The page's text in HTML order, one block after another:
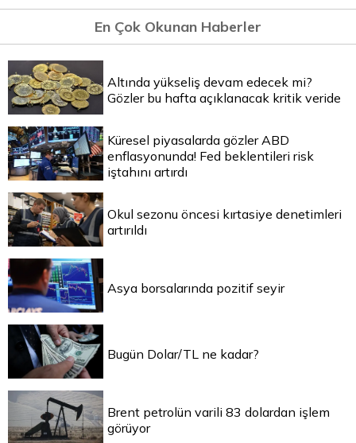
En Çok Okunan Haberler
Altında yükseliş devam edecek mi?
Gözler bu hafta açıklanacak kritik veride
Küresel piyasalarda gözler ABD
enflasyonunda! Fed beklentileri risk
iştahını artırdı
Okul sezonu öncesi kırtasiye denetimleri
artırıldı
Asya borsalarında pozitif seyir
Bugün Dolar/TL ne kadar?
Brent petrolün varili 83 dolardan işlem
görüyor